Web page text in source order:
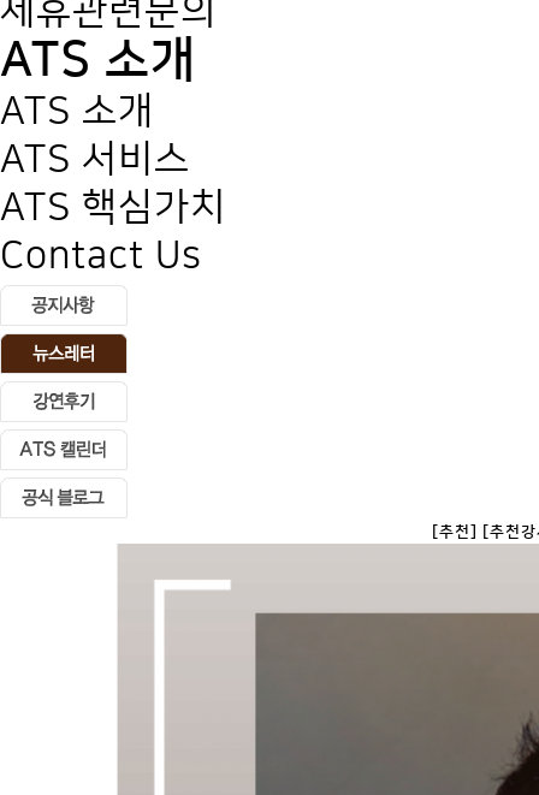
제휴관련문의
ATS 소개
ATS 소개
ATS 서비스
ATS 핵심가치
Contact Us
[추천] [추천